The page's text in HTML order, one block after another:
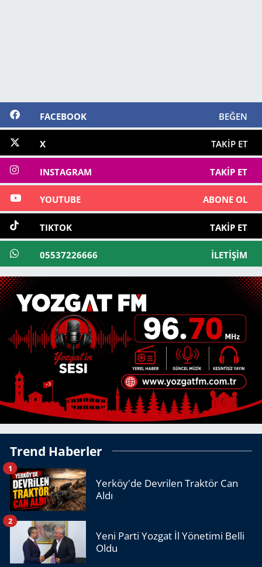
FACEBOOK BEĞEN
X TAKIP ET
INSTAGRAM TAKIP ET
YOUTUBE ABONE OL
TIKTOK TAKIP ET
05537226666 İLETIŞIM
Trend Haberler
Yerköy'de Devrilen Traktör Can
Aldı
1
Yeni Parti Yozgat İl Yönetimi Belli
Oldu
2